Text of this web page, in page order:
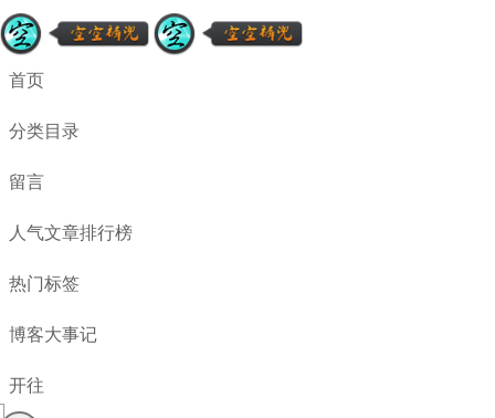
首页
分类目录
留言
人气文章排行榜
热门标签
博客大事记
开往